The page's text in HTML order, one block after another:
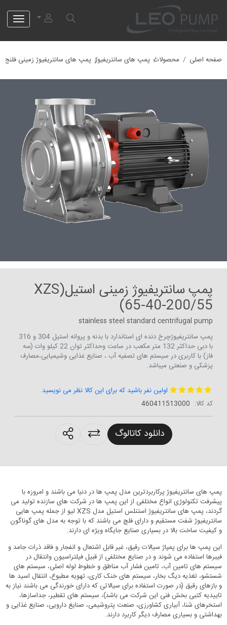
صفحه اصلی محصولات پمپ های سانتریفیوژ پمپ های سانتریفیوژ زمینی فلنج
پمپ سانتریفیوژ زمینی استیل(XZS
65-40-200/55)
stainless steel standard centrifugal pump
پمپ سانتریفیوژچرخ دنده ای استاندارد با بدنه و پروانه استیل 304 و 316
با دبی حداکثر 132 متر مکعب در ساعت وحداکثر توان 22 کیلو وات (سه
فاز) با کاربری در سیستم های تصفیه آب ، صنایع غذایی وشیمیایی،مصارف
پزشکی و صنعتی میباشد.
اولین نفر باشید که برای این کالا نظر می نویسید
کد کالا: 460411513000
دانلود کاتالوگ
پمپ های سانتریفیوژ پرکاربردترین مدل پمپ ها در دنیا می باشند و امروزه با
پیشرفت تکنولوژی انواع مختلفی از این پمپ ها در شرکت های سازنده تولید می
گردند، پمپ های سانتریفیوژ استنلس استیل مدل XZS لیو از جمله پمپ هایی
سانتریفیوژ شفت مستقیم و دارای فلچ می باشند که با توجه به مدل های گوناگون
و کیفیت ساخت بالا در بسیاری صنایع جایگاه ویژه ای دارند.
این پمپ ها برای پمپاژ سیالات رقیق، غیر قابل اشتعال و انفجار و فاقد ذرات جامد و
فیبرها استفاده می شوند و در صنایع مختلفی از قبیل فیلتراسیون وانتقال در
سیستم های تامین آب، تامین فشار آب مناطق و خطوط لوله اصلی، سیستم های
شستشو، تغذیه دیگ بخار، سیستم های خنک کاری، تهویه مطبوع، انتقال اسید ها
و بازهای رقیق (در صورت استفاده برای سیالاتی که دارای خورندگی می باشند نیاز به
تاییدیه کتبی بخش فنی این شرکت می باشد)، سیستم های تقطیر، جداسازها،
استخرهای شنا، آبیاری کشاورزی، صنعت پتروشیمی، صنایع دارویی، صنایع غذایی و
بهداشتی و بسیاری مصارف دیگر کاربرد دارند.